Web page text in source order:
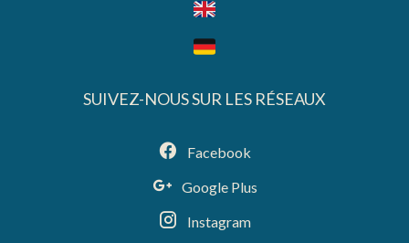
SUIVEZ-NOUS SUR LES RÉSEAUX
Facebook
Google Plus
Instagram